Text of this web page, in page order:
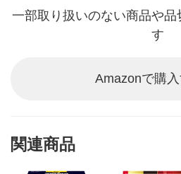
一部取り扱いのない商品や品
す
Amazonで購
関連商品